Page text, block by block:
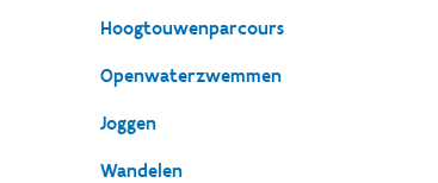
Hoogtouwenparcours
Openwaterzwemmen
Joggen
Wandelen